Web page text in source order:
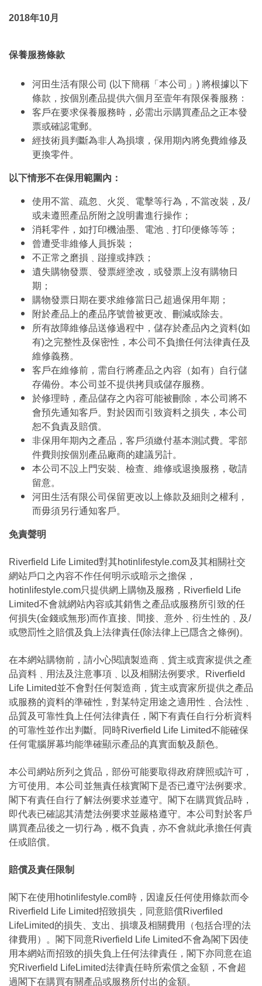
2018年10月
保養服務條款
河田生活有限公司 (以下簡稱「本公司」) 將根據以下
條款，按個別產品提供六個月至壹年有限保養服務：
客戶在要求保養服務時，必需出示購買產品之正本發
票或確認電郵。
經技術員判斷為非人為損壞，保用期內將免費維修及
更換零件。
以下情形不在保用範圍內：
使用不當、疏忽、火災、電擊等行為，不當改裝，及/
或未遵照產品所附之說明書進行操作；
消耗零件，如打印機油墨、電池﹑打印便條等等；
曾遭受非維修人員拆裝；
不正常之磨損﹑踫撞或摔跌；
遺失購物發票、發票經塗改，或發票上沒有購物日
期；
購物發票日期在要求維修當日己超過保用年期；
附於產品上的產品序號曾被更改、刪減或除去。
所有故障維修品送修過程中，儲存於產品內之資料(如
有)之完整性及保密性，本公司不負擔任何法律責任及
維修義務。
客戶在維修前，需自行將產品之內容（如有）自行儲
存備份。本公司並不提供拷貝或儲存服務。
於修理時，產品儲存之內容可能被刪除，本公司將不
會預先通知客戶。對於因而引致資料之損失，本公司
恕不負責及賠償。
非保用年期內之產品，客戶須繳付基本測試費。零部
件費則按個別產品廠商的建議另計。
本公司不設上門安裝、檢查、維修或退換服務，敬請
留意。
河田生活有限公司保留更改以上條款及細則之權利，
而毋須另行通知客戶。
免責聲明
Riverfield Life Limited對其hotinlifestyle.com及其相關社交
網站戶口之內容不作任何明示或暗示之擔保，
hotinlifestyle.com只提供網上購物及服務，Riverfield Life
Limited不會就網站內容或其銷售之產品或服務所引致的任
何損失(金錢或無形)而作直接、間接、意外﹑衍生性的﹑及/
或懲罰性之賠償及負上法律責任(除法律上已隱含之條例)。
在本網站購物前，請小心閱讀製造商﹑貨主或賣家提供之產
品資料﹑用法及注意事項﹑以及相關法例要求。Riverfield
Life Limited並不會對任何製造商，貨主或賣家所提供之產品
或服務的資料的準確性，對某特定用途之適用性﹑合法性﹑
品質及可靠性負上任何法律責任，閣下有責任自行分析資料
的可靠性並作出判斷。同時Riverfield Life Limited不能確保
任何電腦屏幕均能準確顯示產品的真實面貌及顏色。
本公司網站所列之貨品，部份可能要取得政府牌照或許可，
方可使用。本公司並無責任核實閣下是否已遵守法例要求。
閣下有責任自行了解法例要求並遵守。閣下在購買貨品時，
即代表已確認其清楚法例要求並嚴格遵守。本公司對於客戶
購買產品後之一切行為，概不負責，亦不會就此承擔任何責
任或賠償。
賠償及責任限制
閣下在使用hotinlifestyle.com時，因違反任何使用條款而令
Riverfield Life Limited招致損失，同意賠償Riverfiled
LifeLimited的損失、支出、損壞及相關費用（包括合理的法
律費用）。閣下同意Riverfield Life Limited不會為閣下因使
用本網站而招致的損失負上任何法律責任，閣下亦同意在追
究Riverfield LifeLimited法律責任時所索償之金額，不會超
過閣下在購買有關產品或服務所付出的金額。